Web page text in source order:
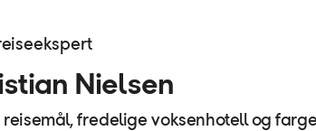
Nielsen
reisemål, fredelige voksenhotell og